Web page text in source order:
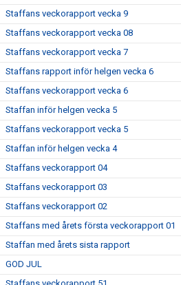
Staffans veckorapport vecka 9
Staffans veckorapport vecka 08
Staffans veckorapport vecka 7
Staffans rapport inför helgen vecka 6
Staffans veckorapport vecka 6
Staffan inför helgen vecka 5
Staffans veckorapport vecka 5
Staffan inför helgen vecka 4
Staffans veckorapport 04
Staffans veckorapport 03
Staffans veckorapport 02
Staffans med årets första veckorapport 01
Staffan med årets sista rapport
GOD JUL